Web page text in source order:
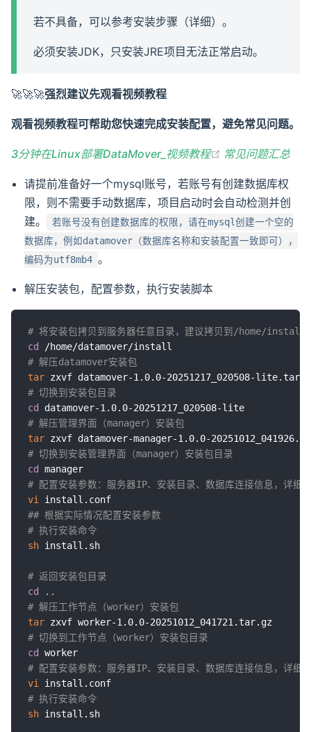
若不具备，可以参考安装步骤（详细）。
必须安装JDK，只安装JRE项目无法正常启动。
🚀🚀🚀强烈建议先观看视频教程
观看视频教程可帮助您快速完成安装配置，避免常见问题。
3分钟在Linux部署DataMover_视频教程 (opens new
常见问题汇总
请提前准备好一个mysql账号，若账号有创建数据库权
限，则不需要手动数据库，项目启动时会自动检测并创
建。
若账号没有创建数据库的权限，请在mysql创建一个空的
数据库，例如datamover（数据库名称和安装配置一致即可），
编码为utf8mb4 。
解压安装包，配置参数，执行安装脚本
# 将安装包拷贝到服务器任意目录，建议拷贝到/home/install
cd
# 解压datamover安装包
tar
# 切换到安装包目录
cd
# 解压管理界面（manager）安装包
tar
# 切换到安装管理界面（manager）安装包目录
cd
# 配置安装参数：服务器IP、安装目录、数据库连接信息，详细
vi
## 根据实际情况配置安装参数
# 执行安装命令
sh install.sh
# 返回安装包目录
cd
..
# 解压工作节点（worker）安装包
tar
# 切换到工作节点（worker）安装包目录
cd
# 配置安装参数：服务器IP、安装目录、数据库连接信息，详细
vi
# 执行安装命令
sh